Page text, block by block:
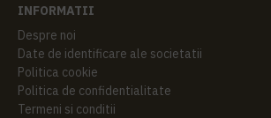
INFORMATII
Despre noi
Date de identificare ale societatii
Politica cookie
Politica de confidentialitate
Termeni si conditii